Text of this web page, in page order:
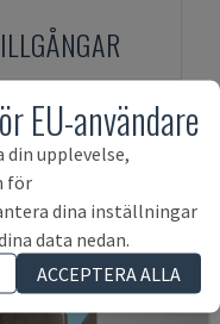
tillMazak
EU-användare
upplevelse,
för
dina inställningar
data nedan.
ACCEPTERA ALLA